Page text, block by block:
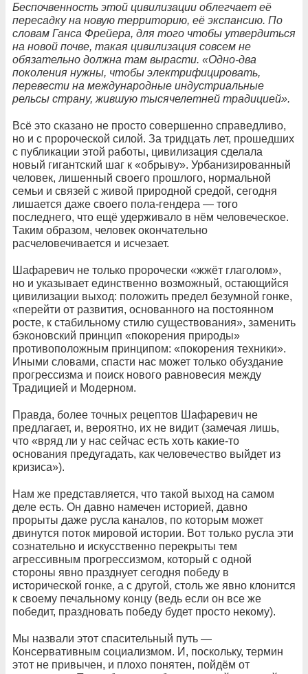
Беспочвенность этой цивилизации облегчает её
пересадку на новую территорию, её экспансию. По
словам Ганса Фрейера, для того чтобы утвердиться
на новой почве, такая цивилизация совсем не
обязательно должна там вырасти. «Одно-два
поколения нужны, чтобы электрифицировать,
перевести на международные индустриальные
рельсы страну, жившую тысячелетней традицией».
Всё это сказано не просто совершенно справедливо,
но и с пророческой силой. За тридцать лет, прошедших
с публикации этой работы, цивилизация сделала
новый гигантский шаг к «обрыву». Урбанизированный
человек, лишенный своего прошлого, нормальной
семьи и связей с живой природной средой, сегодня
лишается даже своего пола-гендера — того
последнего, что ещё удерживало в нём человеческое.
Таким образом, человек окончательно
расчеловечивается и исчезает.
Шафаревич не только пророчески «жжёт глаголом»,
но и указывает единственно возможный, остающийся
цивилизации выход: положить предел безумной гонке,
«перейти от развития, основанного на постоянном
росте, к стабильному стилю существования», заменить
бэконовский принцип «покорения природы»
противоположным принципом: «покорения техники».
Иными словами, спасти нас может только обуздание
прогрессизма и поиск нового равновесия между
Традицией и Модерном.
Правда, более точных рецептов Шафаревич не
предлагает, и, вероятно, их не видит (замечая лишь,
что «вряд ли у нас сейчас есть хоть какие-то
основания предугадать, как человечество выйдет из
кризиса»).
Нам же представляется, что такой выход на самом
деле есть. Он давно намечен историей, давно
прорыты даже русла каналов, по которым может
двинутся поток мировой истории. Вот только русла эти
сознательно и искусственно перекрыты тем
агрессивным прогрессизмом, который с одной
стороны явно празднует сегодня победу в
исторической гонке, а с другой, столь же явно клонится
к своему печальному концу (ведь если он все же
победит, праздновать победу будет просто некому).
Мы назвали этот спасительный путь —
Консервативным социализмом. И, поскольку, термин
этот не привычен, и плохо понятен, пойдём от